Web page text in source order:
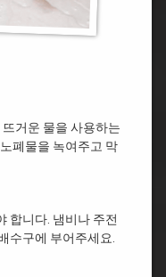
거운 물을 사용하는
폐물을 녹여주고 막
합니다. 냄비나 주전
수구에 부어주세요.